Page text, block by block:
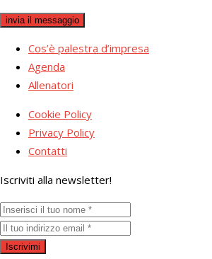
Cos’è palestra d’impresa
Agenda
Allenatori
Cookie Policy
Privacy Policy
Contatti
Iscriviti alla newsletter!